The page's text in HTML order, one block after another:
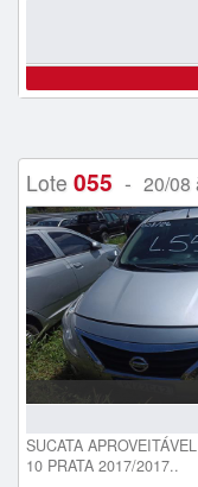
Lote 055 - 20/08
SUCATA
10 PRATA 2017/2017..